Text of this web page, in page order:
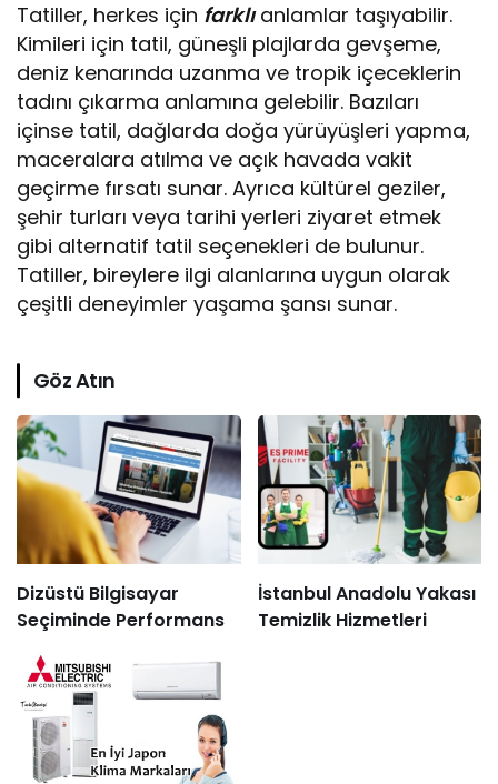
Tatiller, herkes için farklıanlamlar taşıyabilir.
Kimileri için tatil, güneşli plajlarda gevşeme,
deniz kenarında uzanma ve tropik içeceklerin
tadını çıkarma anlamına gelebilir. Bazıları
içinse tatil, dağlarda doğa yürüyüşleri yapma,
maceralara atılma ve açık havada vakit
geçirme fırsatı sunar. Ayrıca kültürel geziler,
şehir turları veya tarihi yerleri ziyaret etmek
gibi alternatif tatil seçenekleri de bulunur.
Tatiller, bireylere ilgi alanlarına uygun olarak
çeşitli deneyimler yaşama şansı sunar.
Göz Atın
Dizüstü Bilgisayar
Seçiminde Performans
İstanbul Anadolu Yakası
Temizlik Hizmetleri